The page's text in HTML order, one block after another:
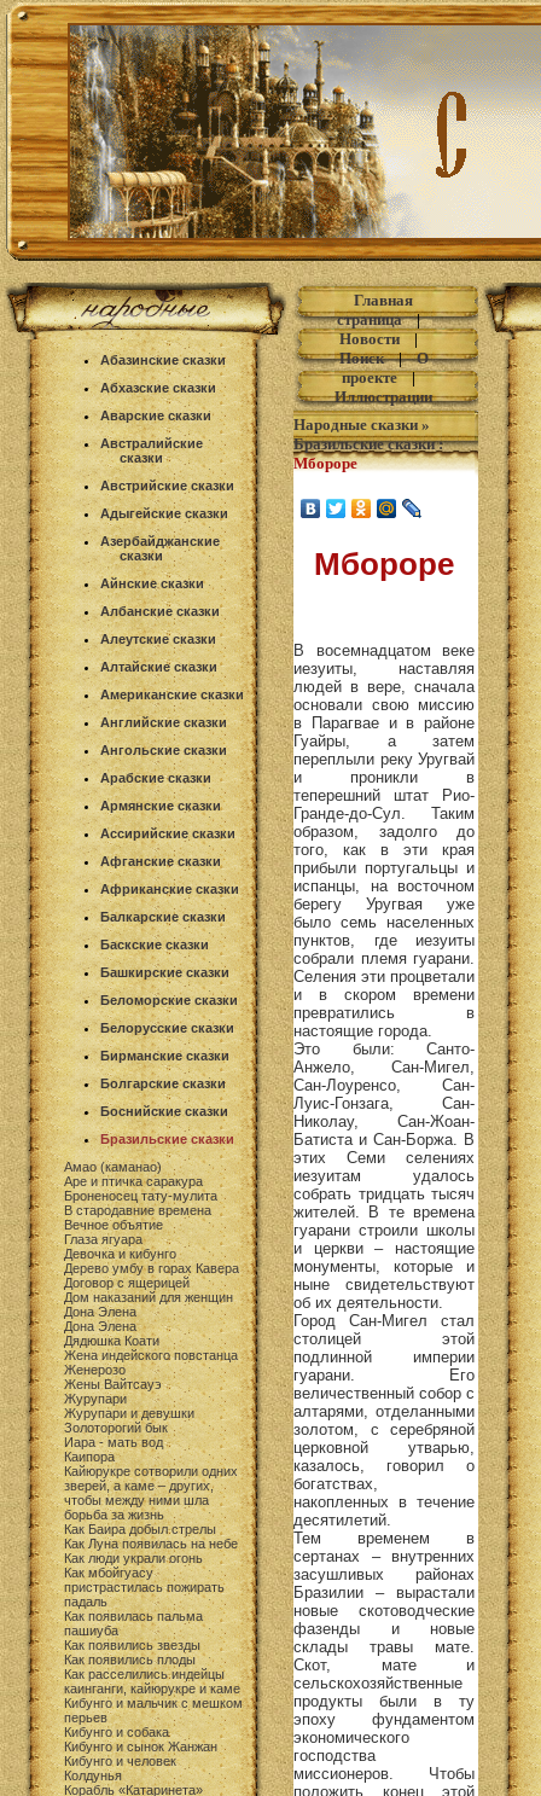
Абазинские сказки
Абхазские сказки
Аварские сказки
Австралийские
сказки
Австрийские сказки
Адыгейские сказки
Азербайджанские
сказки
Айнские сказки
Албанские сказки
Алеутские сказки
Алтайские сказки
Американские сказки
Английские сказки
Ангольские сказки
Арабские сказки
Армянские сказки
Ассирийские сказки
Афганские сказки
Африканские сказки
Балкарские сказки
Баскские сказки
Башкирские сказки
Беломорские сказки
Белорусские сказки
Бирманские сказки
Болгарские сказки
Боснийские сказки
Бразильские сказки
Амао (каманао)
Аре и птичка саракура
Броненосец тату-мулита
В стародавние времена
Вечное объятие
Глаза ягуара
Девочка и кибунго
Дерево умбу в горах Кавера
Договор с ящерицей
Дом наказаний для женщин
Дона Элена
Дона Элена
Дядюшка Коати
Жена индейского повстанца
Женерозо
Жены Вайтсауэ
Журупари
Журупари и девушки
Золоторогий бык
Иара - мать вод
Каипора
Кайюрукре сотворили одних
зверей, а каме – других,
чтобы между ними шла
борьба за жизнь
Как Баира добыл стрелы
Как Луна появилась на небе
Как люди украли огонь
Как мбойгуасу
пристрастилась пожирать
падаль
Как появилась пальма
пашиуба
Как появились звезды
Как появились плоды
Как расселились индейцы
каинганги, кайюрукре и каме
Кибунго и мальчик с мешком
перьев
Кибунго и собака
Кибунго и сынок Жанжан
Кибунго и человек
Колдунья
Корабль «Катаринета»
Главная
страница|
Новости|
Поиск|О
проекте|
Иллюстрации
Народные сказки »
Бразильские сказки:
Мбороре
Мбороре
В восемнадцатом веке
иезуиты, наставляя
людей в вере, сначала
основали свою миссию
в Парагвае и в районе
Гуайры, а затем
переплыли реку Уругвай
и проникли в
теперешний штат Рио-
Гранде-до-Сул. Таким
образом, задолго до
того, как в эти края
прибыли португальцы и
испанцы, на восточном
берегу Уругвая уже
было семь населенных
пунктов, где иезуиты
собрали племя гуарани.
Селения эти процветали
и в скором времени
превратились в
настоящие города.
Это были: Санто-
Анжело, Сан-Мигел,
Сан-Лоуренсо, Сан-
Луис-Гонзага, Сан-
Николау, Сан-Жоан-
Батиста и Сан-Боржа. В
этих Семи селениях
иезуитам удалось
собрать тридцать тысяч
жителей. В те времена
гуарани строили школы
и церкви – настоящие
монументы, которые и
ныне свидетельствуют
об их деятельности.
Город Сан-Мигел стал
столицей этой
подлинной империи
гуарани. Его
величественный собор с
алтарями, отделанными
золотом, с серебряной
церковной утварью,
казалось, говорил о
богатствах,
накопленных в течение
десятилетий.
Тем временем в
сертанах – внутренних
засушливых районах
Бразилии – вырастали
новые скотоводческие
фазенды и новые
склады травы мате.
Скот, мате и
сельскохозяйственные
продукты были в ту
эпоху фундаментом
экономического
господства
миссионеров. Чтобы
положить конец этой